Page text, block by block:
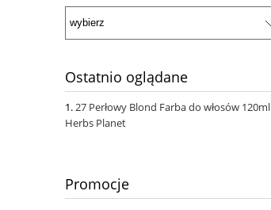
Ostatnio oglądane
27 Perłowy Blond Farba do włosów 120ml
Herbs Planet
Promocje